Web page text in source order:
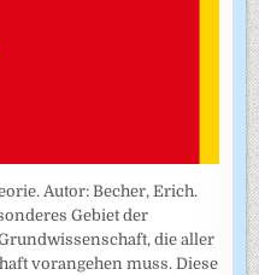
Autor: Becher, Erich.
Gebiet der
die aller
vorangehen muss. Diese